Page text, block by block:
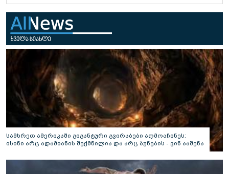
სამხრეთ ამერიკაში გიგანტური გვირაბები აღმოაჩინეს:
ისინი არც ადამიანის შექმნილია და არც ბუნების - ვინ ააშენა